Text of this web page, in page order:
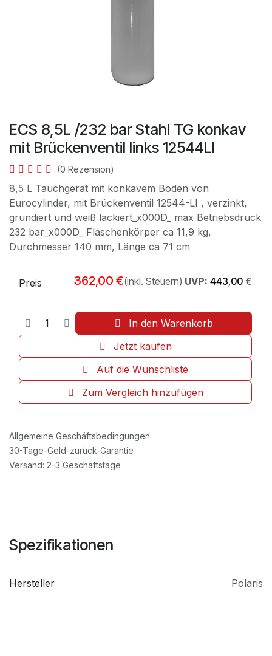
ECS 8,5L /232 bar Stahl TG konkav
mit Brückenventil links 12544LI
(0 Rezension)
8,5 L Tauchgerät mit konkavem Boden von
Eurocylinder, mit Brückenventil 12544-LI , verzinkt,
grundiert und weiß lackiert_x000D_ max Betriebsdruck
232 bar_x000D_ Flaschenkörper ca 11,9 kg,
Durchmesser 140 mm, Länge ca 71 cm
In den Warenkorb
Jetzt kaufen
Zum Vergleich hinzufügen
Auf die Wunschliste
Preis 362,00 €(inkl. Steuern) UVP: 443,00€
Allgemeine Geschäftsbedingungen
30-Tage-Geld-zurück-Garantie
Versand: 2-3 Geschäftstage
Spezifikationen
Hersteller Polaris